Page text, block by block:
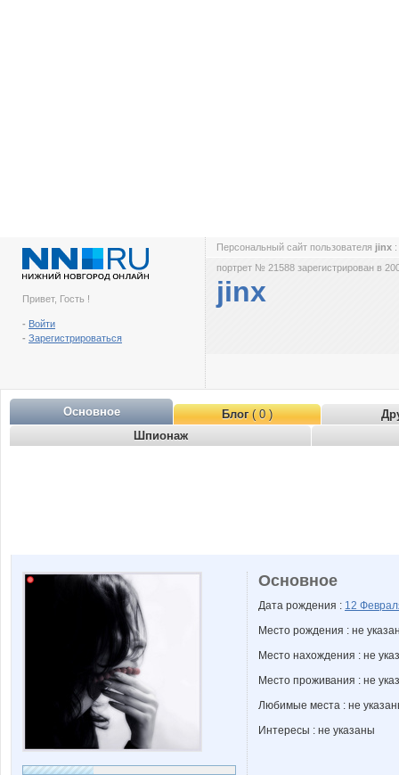
Привет, Гость !
- Войти
- Зарегистрироваться
Персональный сайт пользователя jinx :
портрет № 21588 зарегистрирован в
jinx
Основное Блог( 0 )
Шпионаж
Основное
Дата рождения : 12
Место рождения : не
Место нахождения : не
Место проживания : не
Любимые места : не
Интересы : не указаны